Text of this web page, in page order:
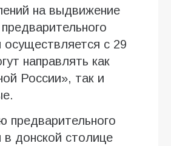
на выдвижение
осуществляется с 29
направлять как
России», так и
предварительного
в донской столице